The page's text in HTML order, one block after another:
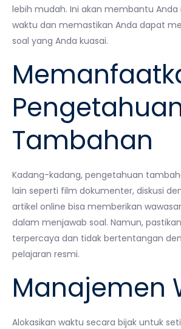
lebih mudah. Ini akan membantu
waktu dan memastikan Anda dapat
soal yang Anda kuasai.
Tambahan
Kadang-kadang, pengetahuan
lain seperti film dokumenter, diskusi
artikel online bisa memberikan
dalam menjawab soal. Namun,
terpercaya dan tidak bertentangan
pelajaran resmi.
Manajemen
Alokasikan waktu secara bijak untuk